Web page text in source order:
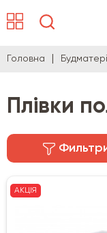
Головна
Плівки
АКЦІЯ